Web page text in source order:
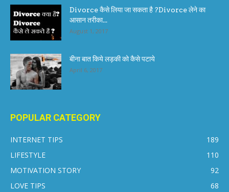
Divorce कैसे लिया जा सकता है ?Divorce लेने का
आसान तरीका...
August 1, 2017
बीना बात किये लड़की को कैसे पटाये
April 6, 2017
POPULAR CATEGORY
INTERNET TIPS
189
LIFESTYLE
110
MOTIVATION STORY
92
LOVE TIPS
68